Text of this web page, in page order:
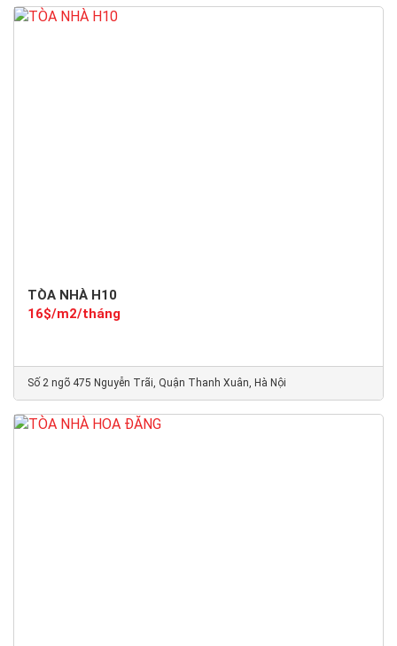
TÒA NHÀ H10
16$/m2/tháng
Số 2 ngõ 475 Nguyễn Trãi, Quận Thanh Xuân, Hà Nội